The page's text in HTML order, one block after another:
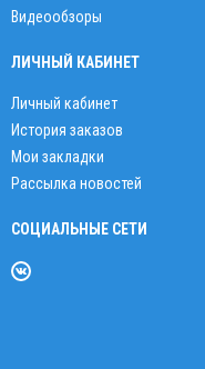
Видеообзоры
ЛИЧНЫЙ КАБИНЕТ
Личный кабинет
История заказов
Мои закладки
Рассылка новостей
СОЦИАЛЬНЫЕ СЕТИ